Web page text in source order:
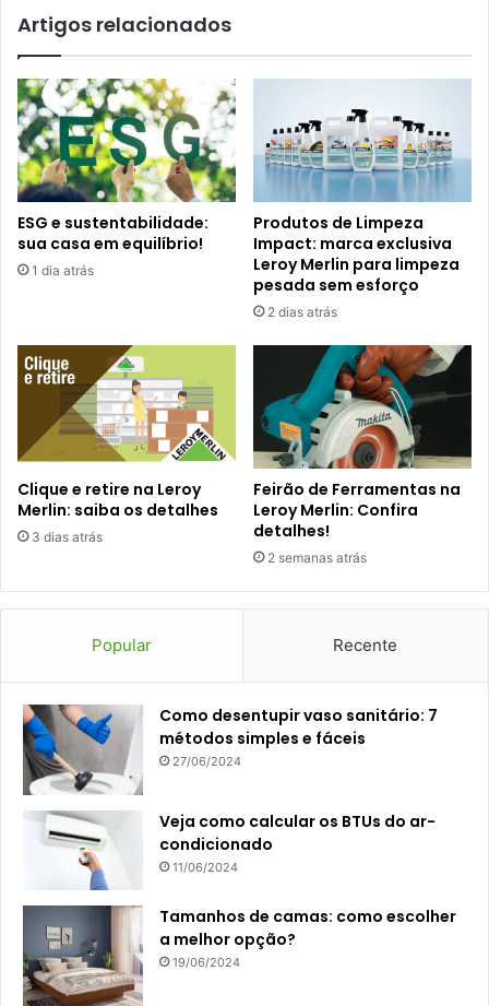
Artigos relacionados
ESG e sustentabilidade:
sua casa em equilíbrio!
1 dia atrás
Produtos de Limpeza
Impact: marca exclusiva
Leroy Merlin para limpeza
pesada sem esforço
2 dias atrás
Clique e retire na Leroy
Merlin: saiba os detalhes
3 dias atrás
Feirão de Ferramentas na
Leroy Merlin: Confira
detalhes!
2 semanas atrás
Popular Recente
Como desentupir vaso sanitário: 7
métodos simples e fáceis
27/06/2024
Veja como calcular os BTUs do ar-
condicionado
11/06/2024
Tamanhos de camas: como escolher
a melhor opção?
19/06/2024